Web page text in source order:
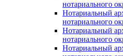
нотариального
Нотариальный
нотариального
Нотариальный
нотариального
Нотариальный